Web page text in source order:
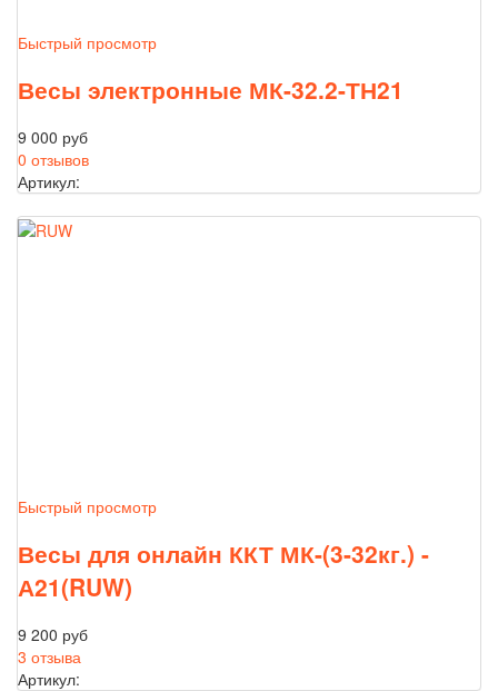
Быстрый просмотр
Весы электронные МК-32.2-ТН21
9 000 руб
0 отзывов
Артикул:
Быстрый просмотр
Весы для онлайн ККТ МК-(3-32кг.) -
А21(RUW)
9 200 руб
3 отзыва
Артикул: